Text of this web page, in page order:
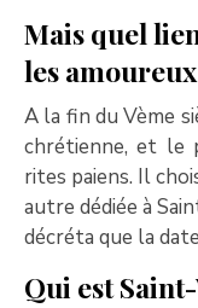
Mais quel
les
A la fin du Vème
chrétienne, et le
rites paiens. Il
autre dédiée à
décréta que la
Qui est